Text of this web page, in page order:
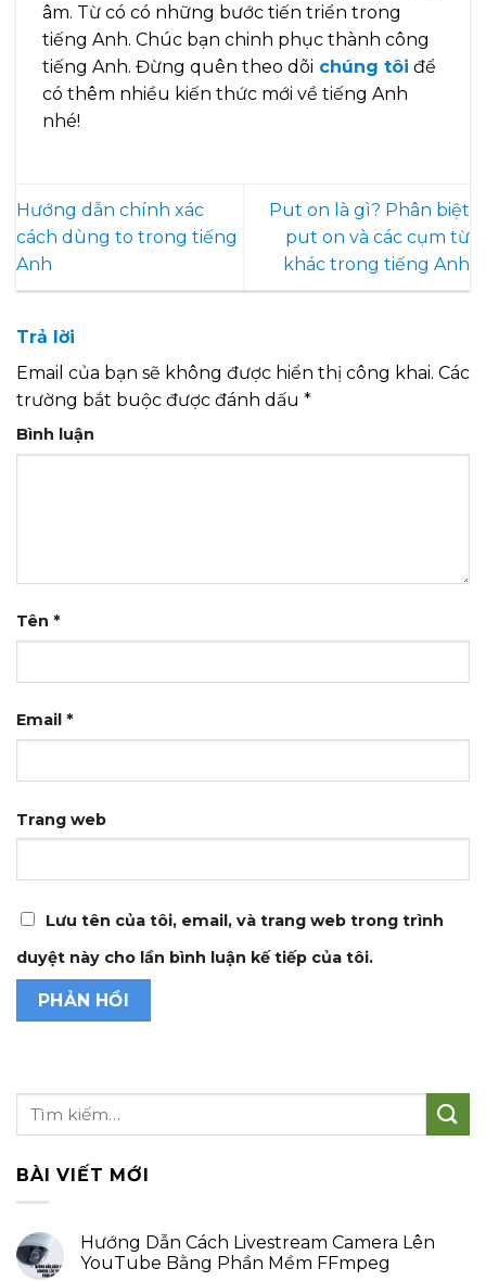
âm. Từ có có những bước tiến triển trong
tiếng Anh. Chúc bạn chinh phục thành công
tiếng Anh. Đừng quên theo dõi chúng tôi để
có thêm nhiều kiến thức mới về tiếng Anh
nhé!
Hướng dẫn chính xác
cách dùng to trong tiếng
Anh
Put on là gì? Phân biệt
put on và các cụm từ
khác trong tiếng Anh
Trả lời
Email của bạn sẽ không được hiển thị công khai. Các
trường bắt buộc được đánh dấu *
Bình luận
Tên *
Email *
Trang web
Lưu tên của tôi, email, và trang web trong trình
duyệt này cho lần bình luận kế tiếp của tôi.
BÀI VIẾT MỚI
Hướng Dẫn Cách Livestream Camera Lên
YouTube Bằng Phần Mềm FFmpeg